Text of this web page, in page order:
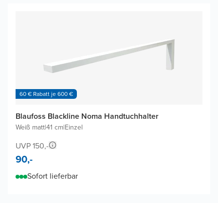
60 € Rabatt je 600 €
Blaufoss Blackline Noma Handtuchhalter
Weiß matt|41 cm|Einzel
UVP 150,-
90,-
Sofort lieferbar